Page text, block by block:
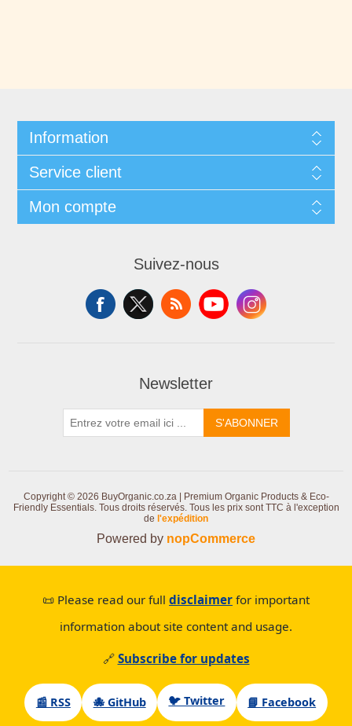
Information
Service client
Mon compte
Suivez-nous
Newsletter
S'ABONNER
Copyright © 2026 BuyOrganic.co.za | Premium Organic Products & Eco-
Friendly Essentials. Tous droits réservés. Tous les prix sont TTC à l'exception
de l'expédition
Powered by nopCommerce
📜 Please read our full disclaimer for important
information about site content and usage.
🔗 Subscribe for updates
📰 RSS 🐙 GitHub 🐦 Twitter 📘 Facebook